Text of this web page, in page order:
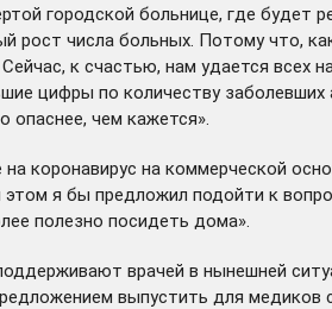
городской больнице, где
рост числа больных. Потому что,
к счастью, нам удается
цифры по количеству
опаснее, чем кажется».
коронавирус на коммерческой
я бы предложил подойти к
полезно посидеть дома».
врачей в нынешней
выпустить для